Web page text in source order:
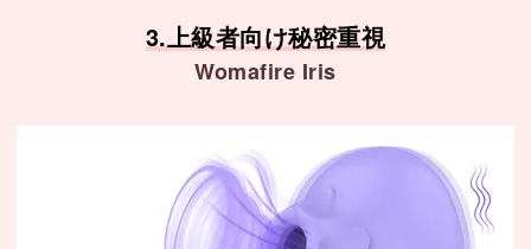
3.上級者向け秘密重視
Womafire Iris